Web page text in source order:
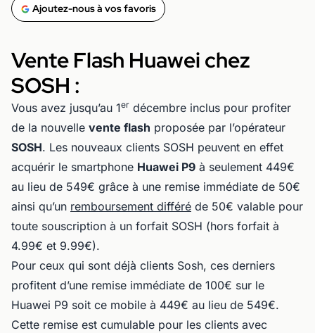
Ajoutez-nous à vos favoris
Vente Flash Huawei chez
SOSH :
Vous avez jusqu’au 1er décembre inclus pour profiter
de la nouvelle vente flash proposée par l’opérateur
SOSH. Les nouveaux clients SOSH peuvent en effet
acquérir le smartphone Huawei P9 à seulement 449€
au lieu de 549€ grâce à une remise immédiate de 50€
ainsi qu’un remboursement différé de 50€ valable pour
toute souscription à un forfait SOSH (hors forfait à
4.99€ et 9.99€).
Pour ceux qui sont déjà clients Sosh, ces derniers
profitent d’une remise immédiate de 100€ sur le
Huawei P9 soit ce mobile à 449€ au lieu de 549€.
Cette remise est cumulable pour les clients avec